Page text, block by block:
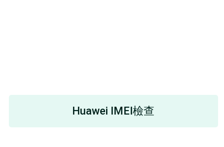
Huawei IMEI檢查